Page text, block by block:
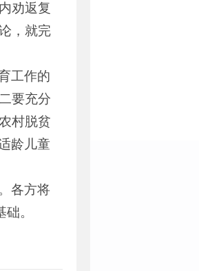
劝返复
，就完
工作的
要充分
村脱贫
龄儿童
各方将
。